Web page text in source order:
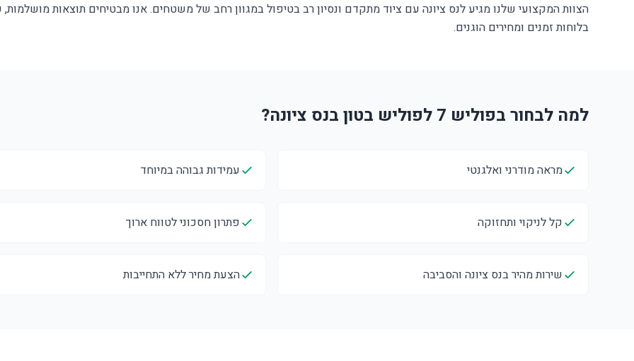
הצוות המקצועי שלנו מגיע לנס ציונה עם ציוד מתקדם ונסיון רב בטיפול במגוון רחב של משטחים. אנו מבטיחים תוצאות מושלמות,
בלוחות זמנים ומחירים הוגנים.
למה לבחור בפוליש 7 לפוליש בטון בנס ציונה?
מראה מודרני ואלגנטי עמידות גבוהה במיוחד
קל לניקוי ותחזוקה פתרון חסכוני לטווח ארוך
שירות מהיר בנס ציונה והסביבה הצעת מחיר ללא התחייבות